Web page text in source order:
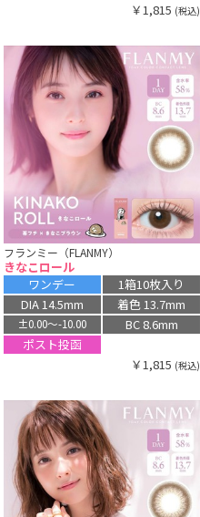
￥1,815 (税込)
フランミー（FLANMY）
きなこロール
ワンデー
1箱10枚入り
DIA 14.5mm
着色 13.7mm
±0.00〜-10.00
BC 8.6mm
ポスト投函
￥1,815 (税込)